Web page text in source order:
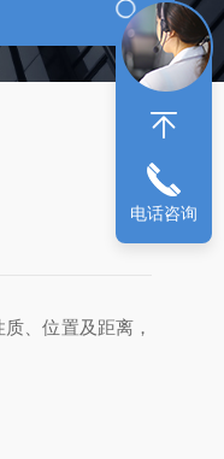
、位置及距离，
电话咨询